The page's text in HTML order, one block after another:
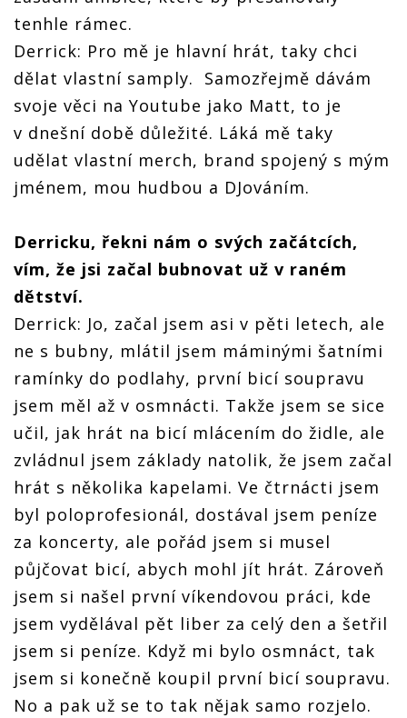
tenhle rámec.
Derrick: Pro mě je hlavní hrát, taky chci
dělat vlastní samply. Samozřejmě dávám
svoje věci na Youtube jako Matt, to je
v dnešní době důležité. Láká mě taky
udělat vlastní merch, brand spojený s mým
jménem, mou hudbou a DJováním.
Derricku, řekni nám o svých začátcích,
vím, že jsi začal bubnovat už v raném
dětství.
Derrick: Jo, začal jsem asi v pěti letech, ale
ne s bubny, mlátil jsem máminými šatními
ramínky do podlahy, první bicí soupravu
jsem měl až v osmnácti. Takže jsem se sice
učil, jak hrát na bicí mlácením do židle, ale
zvládnul jsem základy natolik, že jsem začal
hrát s několika kapelami. Ve čtrnácti jsem
byl poloprofesionál, dostával jsem peníze
za koncerty, ale pořád jsem si musel
půjčovat bicí, abych mohl jít hrát. Zároveň
jsem si našel první víkendovou práci, kde
jsem vydělával pět liber za celý den a šetřil
jsem si peníze. Když mi bylo osmnáct, tak
jsem si konečně koupil první bicí soupravu.
No a pak už se to tak nějak samo rozjelo.